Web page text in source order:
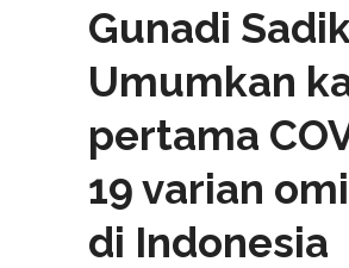
Gunadi
Umumkan
pertama
19 varian
di Indonesia